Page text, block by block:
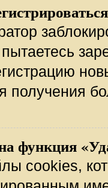
получения
функция
cookies,